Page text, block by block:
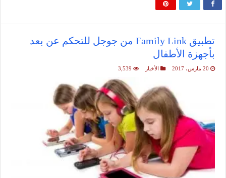
تطبيق Family Link من جوجل للتحكم عن بعد
بأجهزة الأطفال
20 مارس، 2017 الأخبار 3,539